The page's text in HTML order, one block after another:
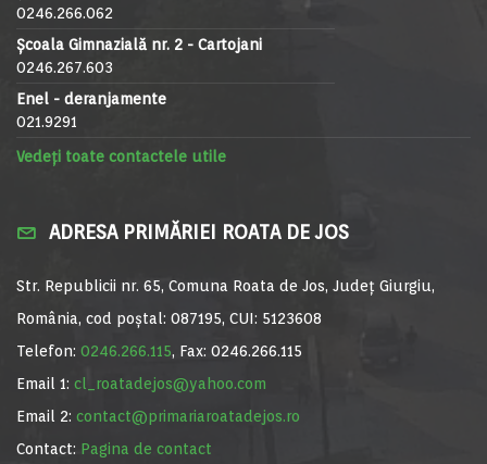
0246.266.062
Școala Gimnazială nr. 2 - Cartojani
0246.267.603
Enel - deranjamente
021.9291
Vedeți toate contactele utile
ADRESA PRIMĂRIEI ROATA DE JOS
Str. Republicii nr. 65, Comuna Roata de Jos, Județ Giurgiu,
România, cod poștal: 087195, CUI: 5123608
Telefon: 0246.266.115, Fax: 0246.266.115
Email 1: cl_roatadejos@yahoo.com
Email 2: contact@primariaroatadejos.ro
Contact: Pagina de contact